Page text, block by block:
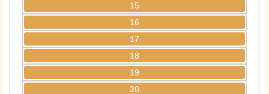
15
16
17
18
19
20